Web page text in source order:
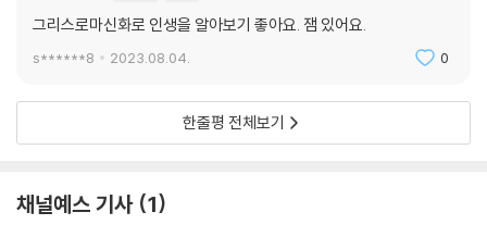
그리스로마신화로 인생을 알아보기 좋아요. 잼 있어요.
s******8 2023.08.04. 0
한줄평 전체보기
채널예스 기사 1